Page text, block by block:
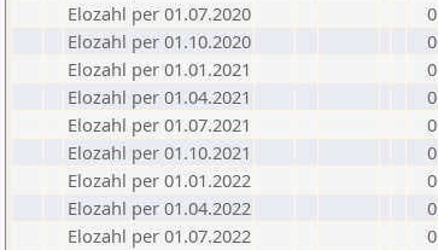
Elozahl per 01.07.2020
0
Elozahl per 01.10.2020
0
Elozahl per 01.01.2021
0
Elozahl per 01.04.2021
0
Elozahl per 01.07.2021
0
Elozahl per 01.10.2021
0
Elozahl per 01.01.2022
0
Elozahl per 01.04.2022
0
Elozahl per 01.07.2022
0